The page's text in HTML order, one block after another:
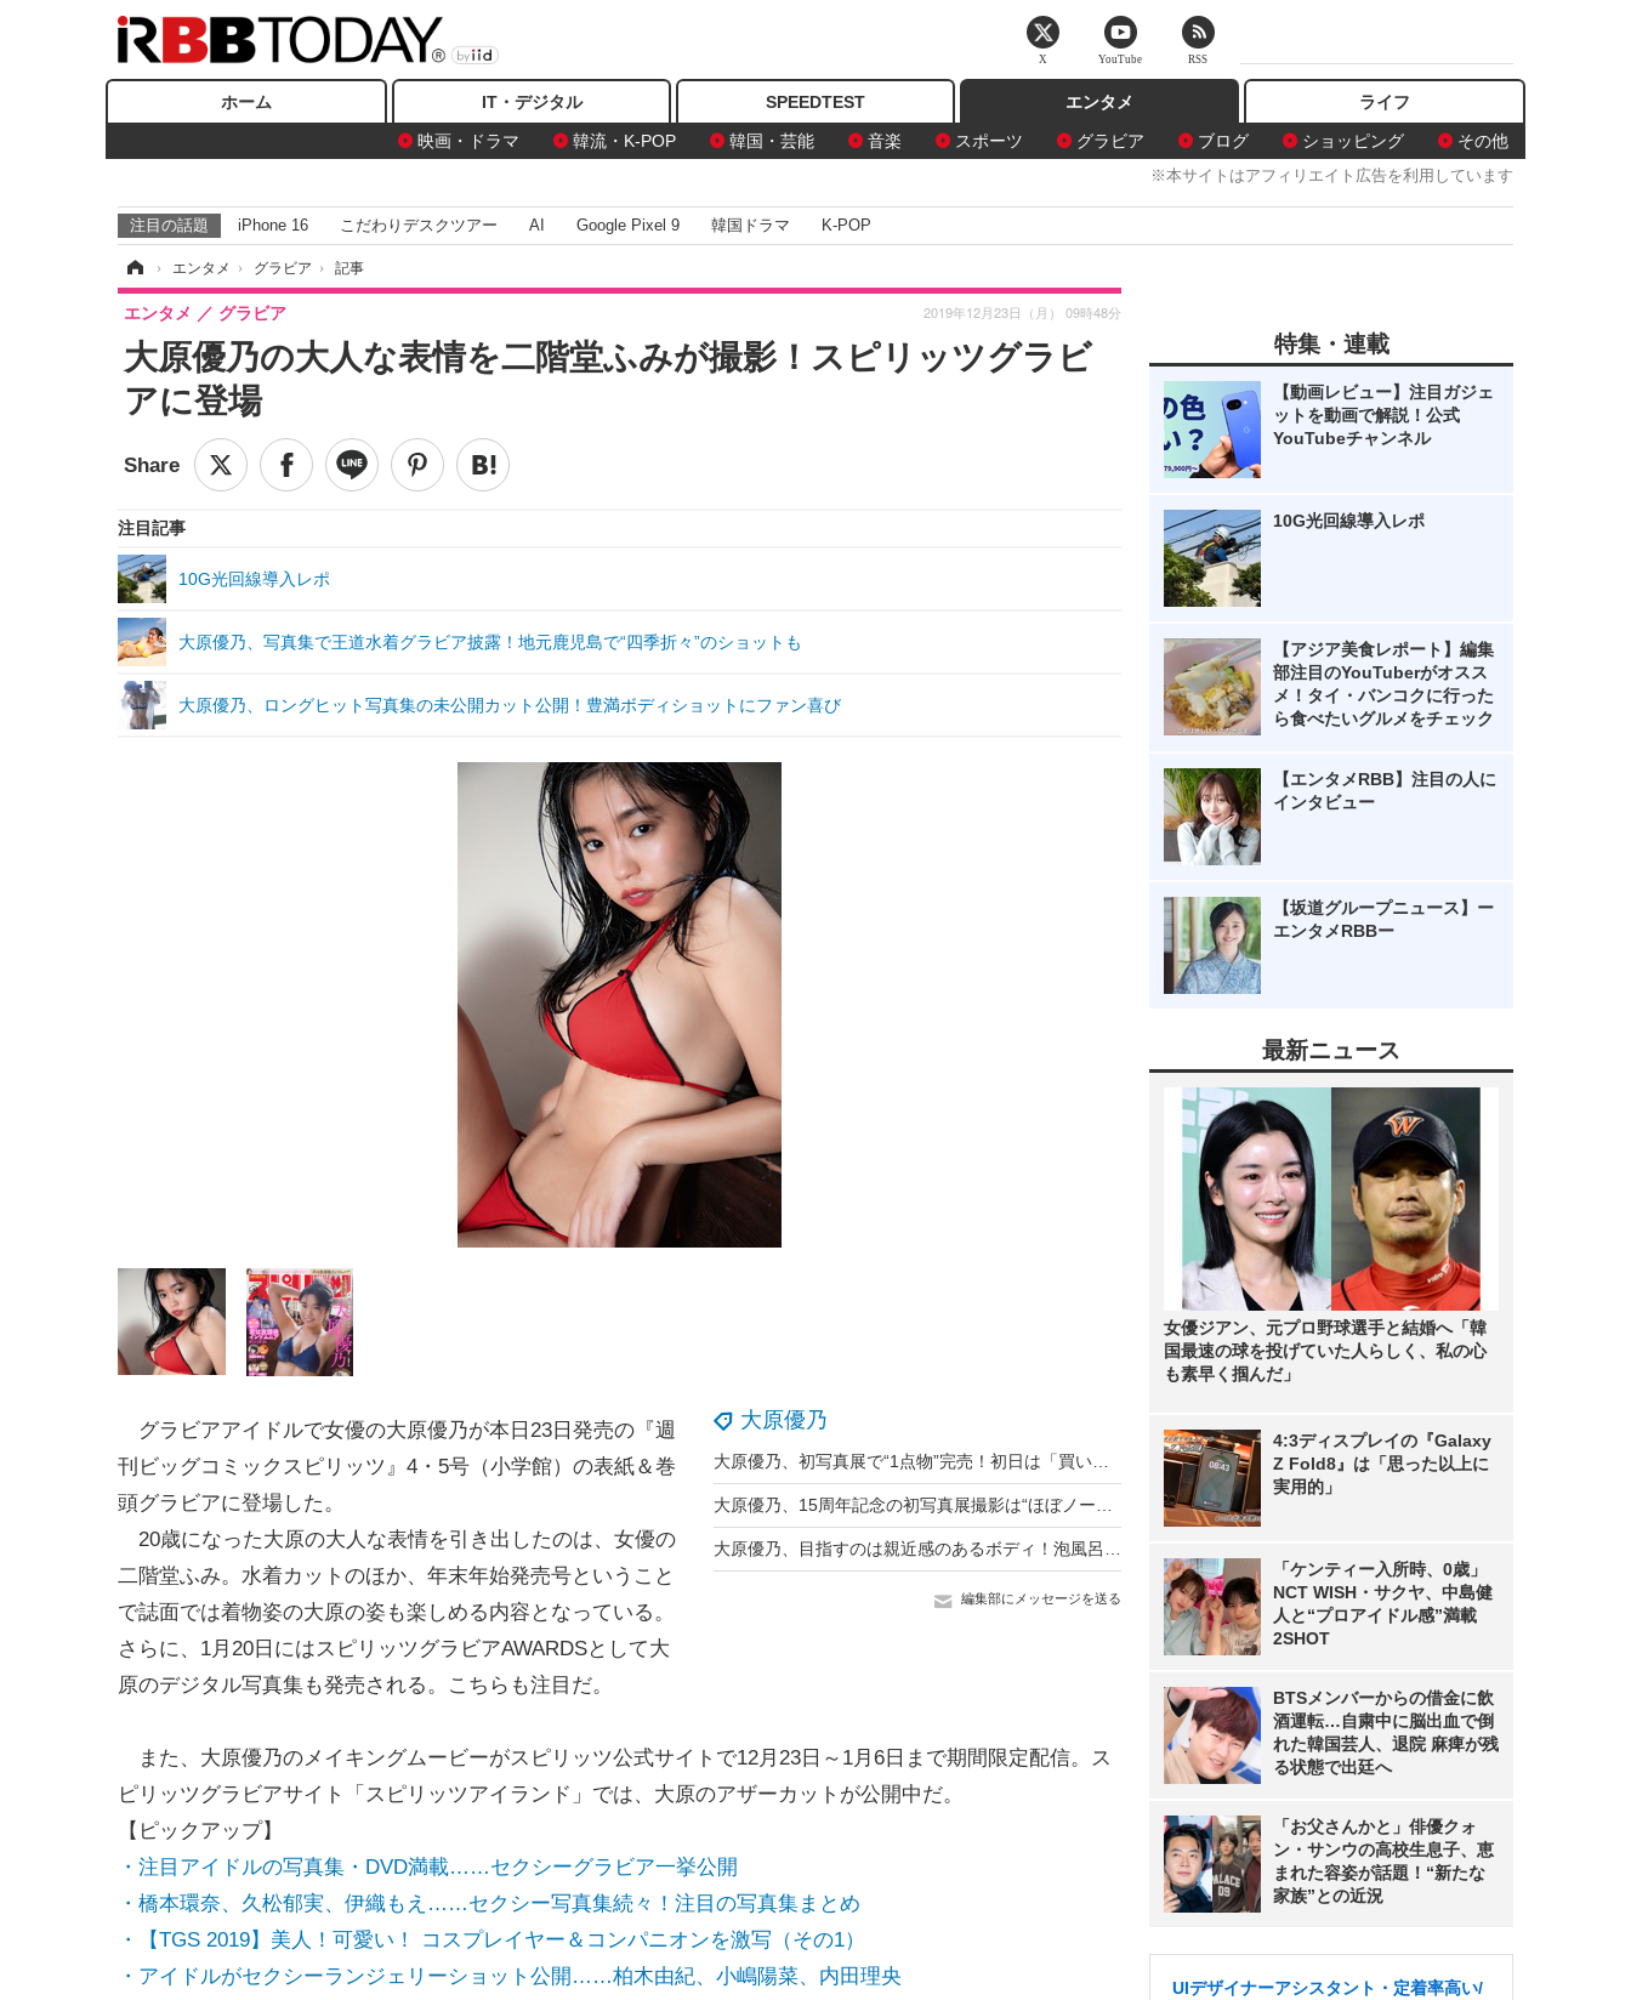
ホーム IT・デジタル SPEEDTEST
エンタメ
映画・ドラマ
韓流・K-POP 韓国・芸能 音楽 スポーツ グラビア ブログ ショッピング その他
ライフ
※本サイトはアフィリエイト広告を利用しています
注目の話題 iPhone 16 こだわりデスクツアー AI Google Pixel 9 韓国ドラマ K-POP
› エンタメ › グラビア › 記事
大原優乃の大人な表情を二階堂ふみが撮影！スピリッツグラビ
アに登場
エンタメ グラビア 2019年12月23日（月） 09時48分
注目記事
10G光回線導入レポ
大原優乃、写真集で王道水着グラビア披露！地元鹿児島で“四季折々”のショットも
大原優乃、ロングヒット写真集の未公開カット公開！豊満ボディショットにファン喜び
大原優乃
編集部にメッセージを送る
グラビアアイドルで女優の大原優乃が本日23日発売の『週
刊ビッグコミックスピリッツ』4・5号（小学館）の表紙＆巻
頭グラビアに登場した。
20歳になった大原の大人な表情を引き出したのは、女優の
二階堂ふみ。水着カットのほか、年末年始発売号ということ
で誌面では着物姿の大原の姿も楽しめる内容となっている。
さらに、1月20日にはスピリッツグラビアAWARDSとして大
原のデジタル写真集も発売される。こちらも注目だ。
また、大原優乃のメイキングムービーがスピリッツ公式サイトで12月23日～1月6日まで期間限定配信。ス
ピリッツグラビアサイト「スピリッツアイランド」では、大原のアザーカットが公開中だ。
【ピックアップ】
・注目アイドルの写真集・DVD満載……セクシーグラビア一挙公開
・橋本環奈、久松郁実、伊織もえ……セクシー写真集続々！注目の写真集まとめ
・【TGS 2019】美人！可愛い！ コスプレイヤー＆コンパニオンを激写（その1）
・アイドルがセクシーランジェリーショット公開……柏木由紀、小嶋陽菜、内田理央
特集・連載
【動画レビュー】注目ガジェ
ットを動画で解説！公式
YouTubeチャンネル
10G光回線導入レポ
【アジア美食レポート】編集
部注目のYouTuberがオスス
メ！タイ・バンコクに行った
ら食べたいグルメをチェック
【エンタメRBB】注目の人に
インタビュー
【坂道グループニュース】ー
エンタメRBBー
最新ニュース
女優ジアン、元プロ野球選手と結婚へ「韓
国最速の球を投げていた人らしく、私の心
も素早く掴んだ」
4:3ディスプレイの『Galaxy
Z Fold8』は「思った以上に
実用的」
「ケンティー入所時、0歳」
NCT WISH・サクヤ、中島健
人と“プロアイドル感”満載
2SHOT
BTSメンバーからの借金に飲
酒運転…自粛中に脳出血で倒
れた韓国芸人、退院 麻痺が残
る状態で出廷へ
「お父さんかと」俳優クォ
ン・サンウの高校生息子、恵
まれた容姿が話題！“新たな
家族”との近況
UIデザイナーアシスタント・定着率高い/
X YouTube RSS